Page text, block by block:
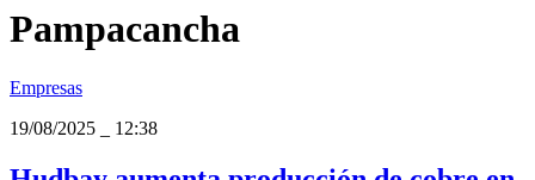
Pampacancha
Empresas
19/08/2025
12:38